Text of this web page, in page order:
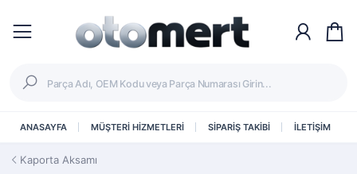
ANASAYFA MÜŞTERİ HİZMETLERİ SİPARİŞ TAKİBİ İLETİŞİM
Kaporta Aksamı